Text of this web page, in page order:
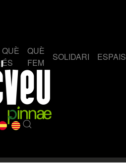
QUÈ
ÉS
QUÈ
FEM
SOLIDARI ESPAIS